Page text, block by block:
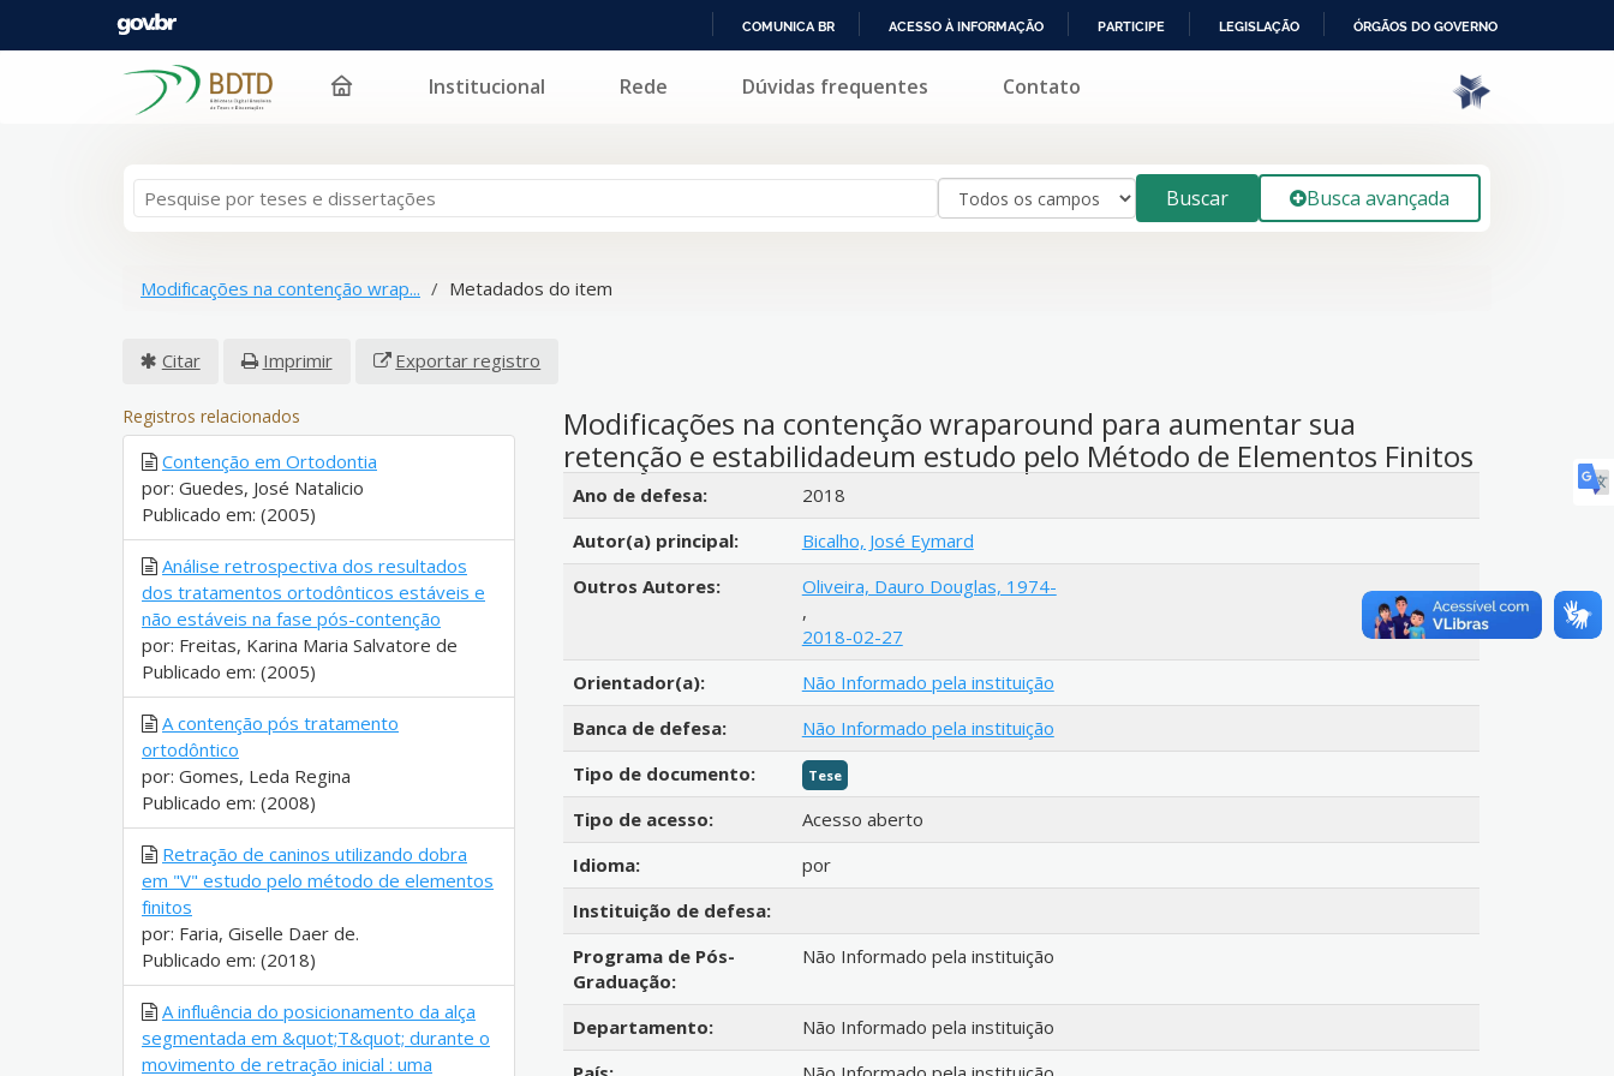
PARA
COMUNICA BR ACESSO À INFORMAÇÃO PARTICIPE LEGISLAÇÃO ÓRGÃOS DO GOVERNO
Pular para o conteúdo Institucional Rede Dúvidas frequentes Contato
Buscar Busca avançada
Modificações na contenção wrap... Metadados do item
Citar Imprimir Exportar registro
Modificações na contenção wraparound para aumentar sua
retenção e estabilidadeum estudo pelo Método de Elementos Finitos
Detalhes bibliográficos
Ano de defesa:
2018
Autor(a) principal:
Bicalho, José Eymard
Outros Autores:
Oliveira, Dauro Douglas, 1974-
,
2018-02-27
Orientador(a):
Não Informado pela instituição
Banca de defesa:
Não Informado pela instituição
Tipo de documento:
Tese
Tipo de acesso:
Acesso aberto
Idioma:
por
Instituição de defesa:
Programa de Pós-
Graduação:
Não Informado pela instituição
Departamento:
Não Informado pela instituição
Registros relacionados
Contenção em Ortodontia
por: Guedes, José Natalicio
Publicado em: (2005)
Análise retrospectiva dos resultados
dos tratamentos ortodônticos estáveis e
não estáveis na fase pós-contenção
por: Freitas, Karina Maria Salvatore de
Publicado em: (2005)
A contenção pós tratamento
ortodôntico
por: Gomes, Leda Regina
Publicado em: (2008)
Retração de caninos utilizando dobra
em "V" estudo pelo método de elementos
finitos
por: Faria, Giselle Daer de.
Publicado em: (2018)
A influência do posicionamento da alça
segmentada em &quot;T&quot; durante o
movimento de retração inicial : uma